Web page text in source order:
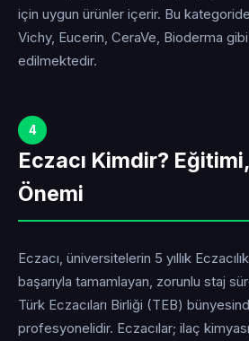
için uygun ürünler içerir. Bu
Vichy, Eucerin, CeraVe, Bioderma
edilmektedir.
4
Eczacı Kimdir?
Önemi
Eczacı, üniversitelerin 5 yıllık
başarıyla tamamlayan, zorunlu staj
Türk Eczacıları Birliği (TEB)
profesyonelidir. Eczacılar; ilaç